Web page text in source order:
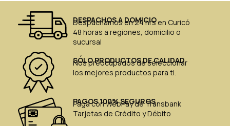
DESPACHOS A DOMICIO
Despachamos en 24 hrs en Curicó
48 horas a regiones, domicilio o
sucursal
SÓLO PRODUCTOS DE CALIDAD
Nos preocupados de seleccionar
los mejores productos para ti.
PAGOS 100% SEGUROS
Paga con WebPay de Transbank
Tarjetas de Crédito y Débito